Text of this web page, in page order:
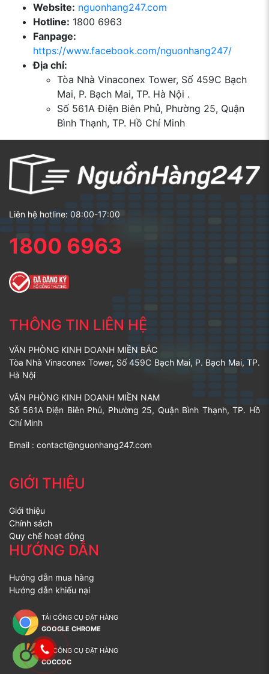
Website: nguonhang247.com
Hotline: 1800 6963
Fanpage:
https://www.facebook.com/nguonhang247/
Địa chỉ:
Tòa Nhà Vinaconex Tower, Số 459C Bạch
Mai, P. Bạch Mai, TP. Hà Nội .
Số 561A Điện Biên Phủ, Phường 25, Quận
Bình Thạnh, TP. Hồ Chí Minh
Liên hệ hotline: 08:00-17:00
1800 6963
THÔNG TIN LIÊN HỆ
VĂN PHÒNG KINH DOANH MIỀN BẮC
Tòa Nhà Vinaconex Tower, Số 459C Bạch Mai, P. Bạch Mai, TP.
Hà Nội
VĂN PHÒNG KINH DOANH MIỀN NAM
Số 561A Điện Biên Phủ, Phường 25, Quận Bình Thạnh, TP. Hồ
Chí Minh
Email : contact@nguonhang247.com
GIỚI THIỆU
Giới thiệu
Chính sách
Quy chế hoạt động
HƯỚNG DẪN
Hướng dẫn mua hàng
Hướng dẫn khiếu nại
TẢI CÔNG CỤ ĐẶT HÀNG
GOOGLE CHROME
TẢI CÔNG CỤ ĐẶT HÀNG
COCCOC